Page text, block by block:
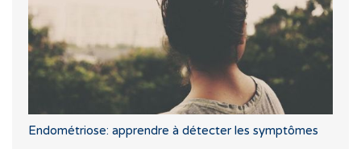
Endométriose: apprendre à détecter les symptômes